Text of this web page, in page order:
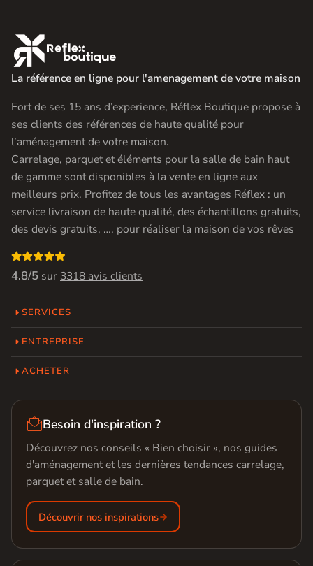

La référence en ligne pour l'amenagement de votre maison
Fort de ses 15 ans d’experience, Réflex Boutique propose à
ses clients des références de haute qualité pour
l’aménagement de votre maison.
Carrelage, parquet et éléments pour la salle de bain haut
de gamme sont disponibles à la vente en ligne aux
meilleurs prix. Profitez de tous les avantages Réflex : un
service livraison de haute qualité, des échantillons gratuits,
des devis gratuits, …. pour réaliser la maison de vos rêves

4.8/5 sur 3318 avis clients
SERVICES
ENTREPRISE
ACHETER
Besoin d'inspiration ?
Découvrez nos conseils « Bien choisir », nos guides
d'aménagement et les dernières tendances carrelage,
parquet et salle de bain.
Découvrir nos inspirations